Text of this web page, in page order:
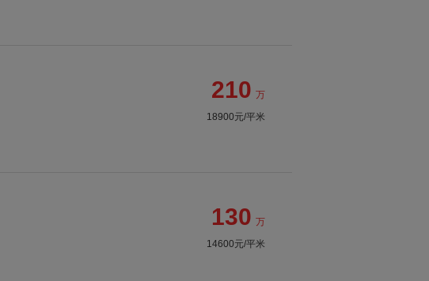
210 万
18900元/平米
130 万
14600元/平米